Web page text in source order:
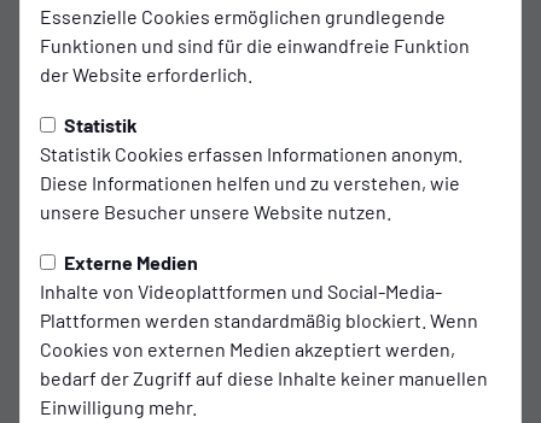
Essenzielle Cookies ermöglichen grundlegende
Funktionen und sind für die einwandfreie Funktion
der Website erforderlich.
Statistik
Statistik Cookies erfassen Informationen anonym.
Diese Informationen helfen und zu verstehen, wie
unsere Besucher unsere Website nutzen.
Externe Medien
Inhalte von Videoplattformen und Social-Media-
Plattformen werden standardmäßig blockiert. Wenn
Cookies von externen Medien akzeptiert werden,
bedarf der Zugriff auf diese Inhalte keiner manuellen
Einwilligung mehr.